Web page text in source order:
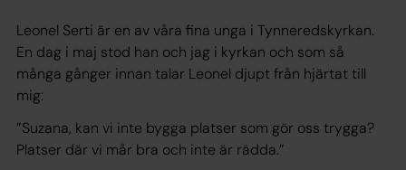
Leonel Serti är en av våra fina unga i Tynneredskyrkan.
En dag i maj stod han och jag i kyrkan och som så
många gånger innan talar Leonel djupt från hjärtat till
mig:
”Suzana, kan vi inte bygga platser som gör oss trygga?
Platser där vi mår bra och inte är rädda.”